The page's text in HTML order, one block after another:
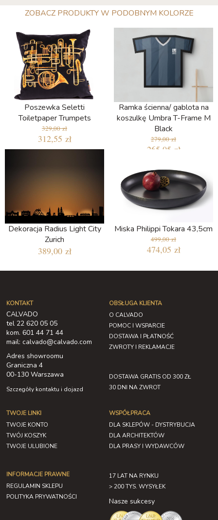
ZOBACZ PRODUKTY W PODOBNYM KOLORZE
Poszewka Seletti
Toiletpaper Trumpets
329,00 zł
312,55 zł
Ramka ścienna/ gablota na
koszulkę Umbra T-Frame M
Black
279,00 zł
265,05 zł
Dekoracja Radius Light City
Zurich
389,00 zł
Miska Philippi Tokara 43,5cm
499,00 zł
474,05 zł
KONTAKT
CALVADO
tel 22 620 05 05
kom. 601 44 71 44
mail: calvado@calvado.com
Adres showroomu
Graniczna 4
00-130 Warszawa
Szczegóły kontaktu i dojazd
OBSŁUGA KLIENTA
O CALVADO
POMOC I WSPARCIE
DOSTAWA I PŁATNOŚĆ
ZWROTY I REKLAMACJE
DOSTAWA GRATIS OD 300 ZŁ
30 DNI NA ZWROT
TWOJE LINKI
TWOJE KONTO
TWÓJ KOSZYK
TWOJE ULUBIONE
INFORMACJE PRAWNE
REGULAMIN SKLEPU
POLITYKA PRYWATNOŚCI
WSPÓŁPRACA
DLA SKLEPÓW - DYSTRYBUCJA
DLA ARCHITEKTÓW
DLA PRASY I WYDAWCÓW
17 LAT NA RYNKU
> 200 TYS. WYSYŁEK
Nasze sukcesy